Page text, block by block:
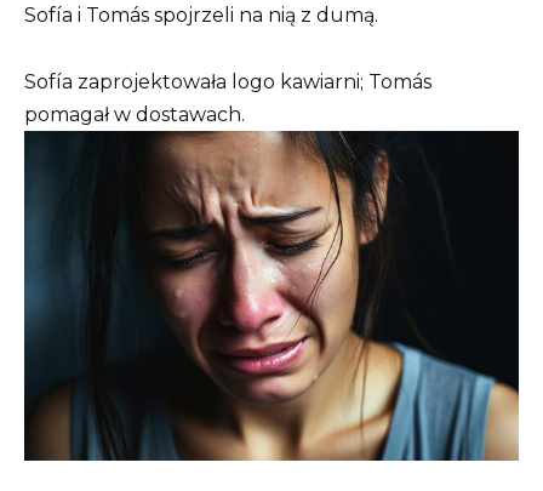
Sofía i Tomás spojrzeli na nią z dumą.
Sofía zaprojektowała logo kawiarni; Tomás
pomagał w dostawach.